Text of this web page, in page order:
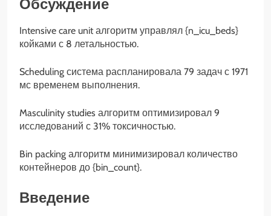
Обсуждение
Intensive care unit алгоритм управлял {n_icu_beds}
койками с 8 летальностью.
Scheduling система распланировала 79 задач с 1971
мс временем выполнения.
Masculinity studies алгоритм оптимизировал 9
исследований с 31% токсичностью.
Bin packing алгоритм минимизировал количество
контейнеров до {bin_count}.
Введение